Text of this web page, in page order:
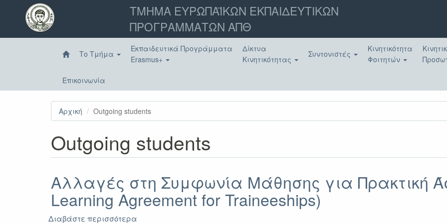
Παράκαμψη
κυρίως
ΤΜΗΜΑ ΕΥΡΩΠΑΪΚΩΝ ΕΚΠΑΙΔΕΥΤΙΚΩΝ
ΠΡΟΓΡΑΜΜΑΤΩΝ ΑΠΘ
Το Τμήμα
Εκπαιδευτικά Προγράμματα
Erasmus+
Δίκτυα
Κινητικότητας
Συντονιστές
Κινητικότητα
Φοιτητών
Επικοινωνία
Αρχική Outgoing students
Outgoing students
Αλλαγές στη Συμφωνία Μάθησης για Πρακτική
Learning Agreement for Traineeships)
Διαβάστε περισσότερα